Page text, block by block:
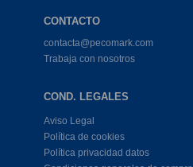
CONTACTO
contacta@pecomark.com
Trabaja con nosotros
COND. LEGALES
Aviso Legal
Política de cookies
Política privacidad datos